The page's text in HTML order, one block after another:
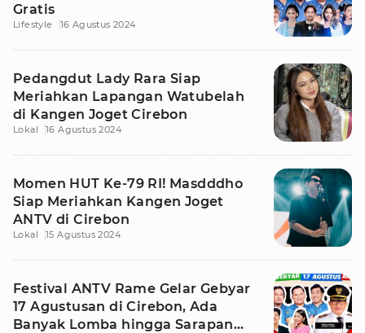
Gratis
Lifestyle 16 Agustus 2024
Pedangdut Lady Rara Siap
Meriahkan Lapangan Watubelah
di Kangen Joget Cirebon
Lokal 16 Agustus 2024
Momen HUT Ke-79 RI! Masdddho
Siap Meriahkan Kangen Joget
ANTV di Cirebon
Lokal 15 Agustus 2024
Festival ANTV Rame Gelar Gebyar
17 Agustusan di Cirebon, Ada
Banyak Lomba hingga Sarapan